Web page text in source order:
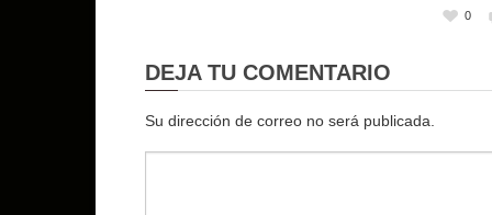
0
DEJA TU COMENTARIO
Su dirección de correo no será publicada.